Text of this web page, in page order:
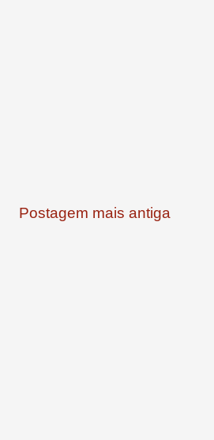
Postagem mais antiga